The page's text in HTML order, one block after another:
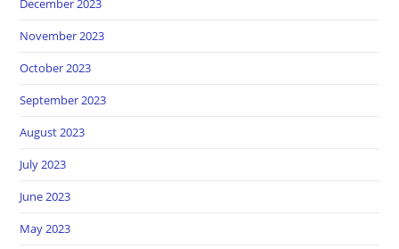
December 2023
November 2023
October 2023
September 2023
August 2023
July 2023
June 2023
May 2023